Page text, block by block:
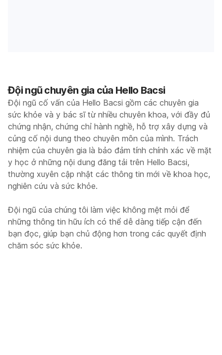
Đội ngũ chuyên gia của Hello Bacsi
Đội ngũ cố vấn của Hello Bacsi gồm các chuyên gia
sức khỏe và y bác sĩ từ nhiều chuyên khoa, với đầy đủ
chứng nhận, chứng chỉ hành nghề, hỗ trợ xây dựng và
củng cố nội dung theo chuyên môn của mình. Trách
nhiệm của chuyên gia là bảo đảm tính chính xác về mặt
y học ở những nội dung đăng tải trên Hello Bacsi,
thường xuyên cập nhật các thông tin mới về khoa học,
nghiên cứu và sức khỏe.
Đội ngũ của chúng tôi làm việc không mệt mỏi để
những thông tin hữu ích có thể dễ dàng tiếp cận đến
bạn đọc, giúp bạn chủ động hơn trong các quyết định
chăm sóc sức khỏe.